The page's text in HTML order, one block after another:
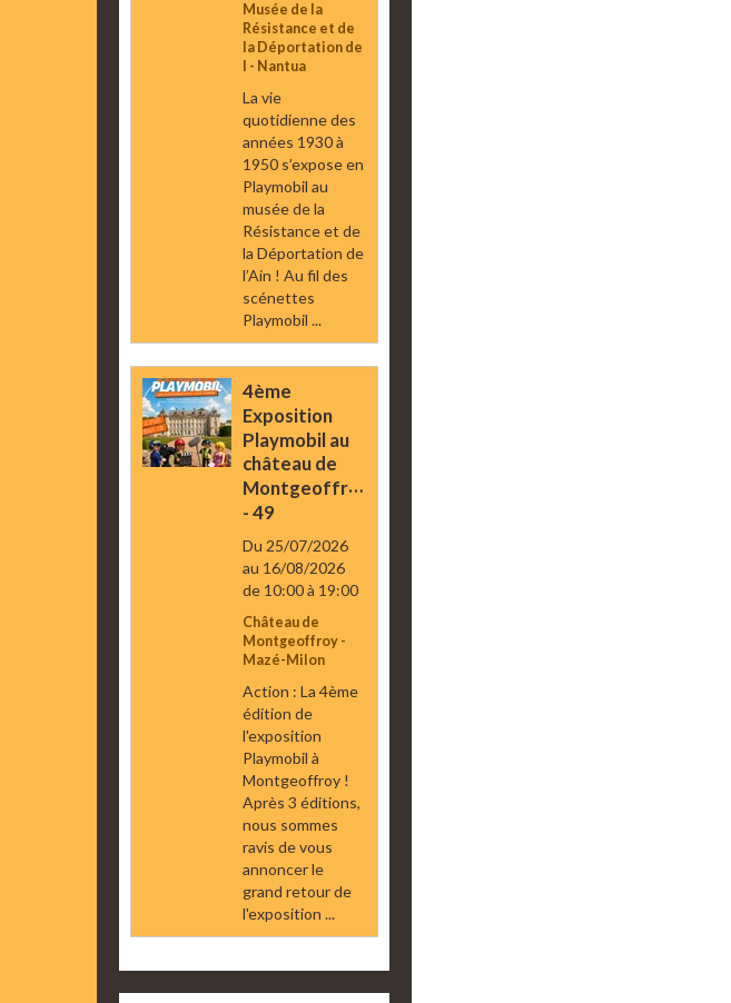
Musée de la
Résistance et de
la Déportation de
l - Nantua
La vie
quotidienne des
années 1930 à
1950 s’expose en
Playmobil au
musée de la
Résistance et de
la Déportation de
l’Ain ! Au fil des
scénettes
Playmobil ...
4ème
Exposition
Playmobil au
château de
Montgeoffroy
- 49
Du 25/07/2026
au 16/08/2026
de 10:00à 19:00
Château de
Montgeoffroy -
Mazé-Milon
Action : La 4ème
édition de
l'exposition
Playmobil à
Montgeoffroy !
Après 3 éditions,
nous sommes
ravis de vous
annoncer le
grand retour de
l'exposition ...